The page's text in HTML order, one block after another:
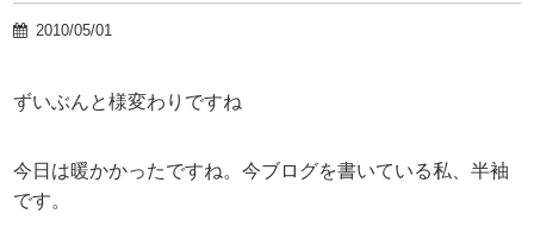
2010/05/01
ずいぶんと様変わりですね
今日は暖かかったですね。今ブログを書いている私、半袖
です。